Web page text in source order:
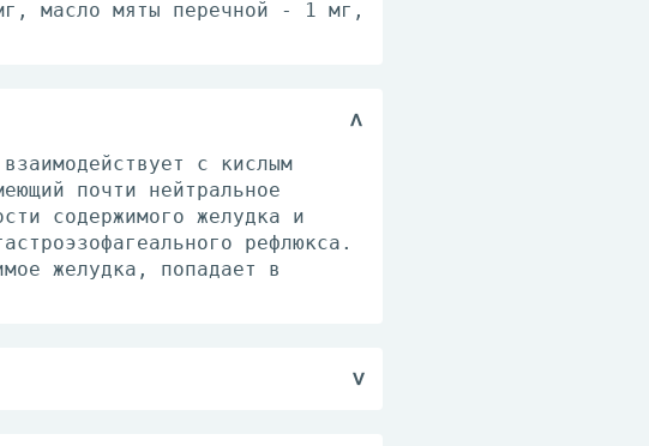
масло мяты перечной - 1 мг,
с кислым
почти нейтральное
содержимого желудка и
рефлюкса.
желудка, попадает в